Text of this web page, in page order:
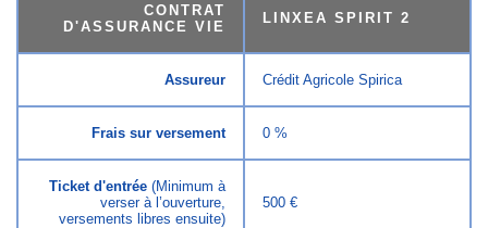
CONTRAT
D'ASSURANCE VIE
LINXEA SPIRIT 2
Assureur Crédit Agricole Spirica
Frais sur versement 0 %
Ticket d'entrée(Minimum à
verser à l’ouverture,
versements libres ensuite)
500 €